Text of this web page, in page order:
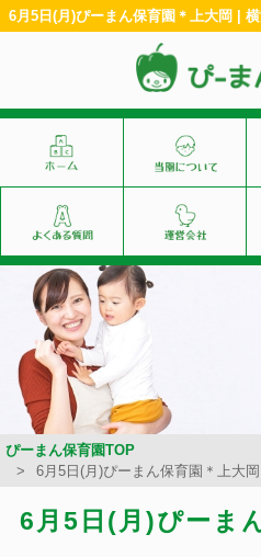
6月5日(月)ぴーまん保育園＊上大岡 |
ぴーまん保育園TOP
6月5日(月)ぴーまん保育園＊上大岡
6月5日(月)ぴーま